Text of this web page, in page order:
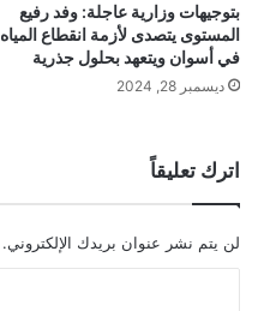
بتوجيهات وزارية عاجلة: وفد رفيع
المستوى يتصدى لأزمة انقطاع المياه
في أسوان ويتعهد بحلول جذرية
ديسمبر 28, 2024
اترك تعليقاً
لن يتم نشر عنوان بريدك الإلكتروني.